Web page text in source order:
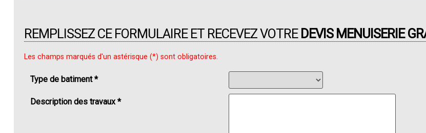
REMPLISSEZ CE FORMULAIRE ET RECEVEZ VOTRE DEVIS MENUISERIE
Les champs marqués d'un astérisque (*) sont obligatoires.
Type de batiment *
Description des travaux *